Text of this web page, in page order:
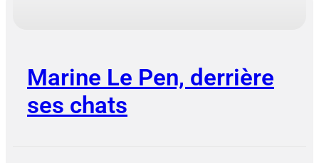
Marine Le Pen, derrière
ses chats